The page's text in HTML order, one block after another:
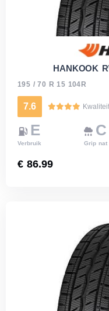
HANKOOK
195 / 70 R 15 104R
7.6
E
Verbruik
C
Grip nat
€ 86.99